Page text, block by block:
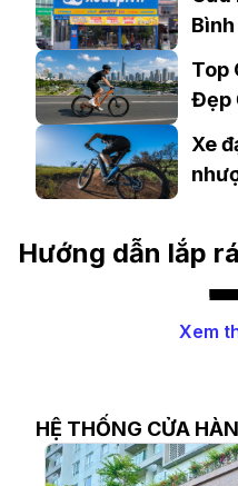
Top
Đẹp
Xe
Hướng dẫn lắp
Xem
HỆ THỐNG CỬA